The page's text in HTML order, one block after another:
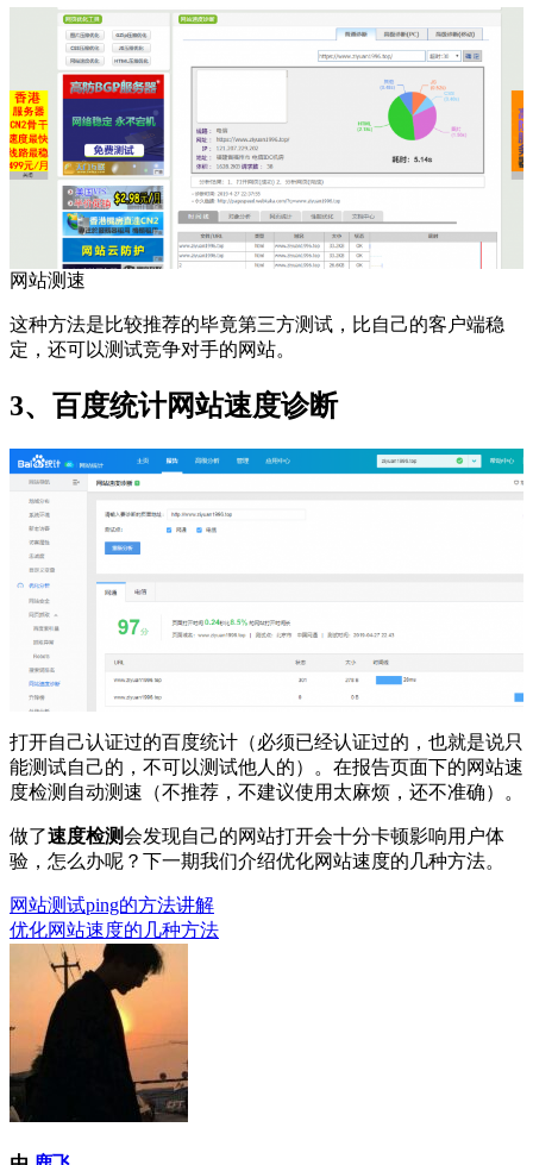
网站测速
这种方法是比较推荐的毕竟第三方测试，比自己的客户端稳
定，还可以测试竞争对手的网站。
3、百度统计网站速度诊断
打开自己认证过的百度统计（必须已经认证过的，也就是说只
能测试自己的，不可以测试他人的）。在报告页面下的网站速
度检测自动测速（不推荐，不建议使用太麻烦，还不准确）。
做了速度检测会发现自己的网站打开会十分卡顿影响用户体
验，怎么办呢？下一期我们介绍优化网站速度的几种方法。
文
章
航
网站测试ping的方法讲解
优化网站速度的几种方法